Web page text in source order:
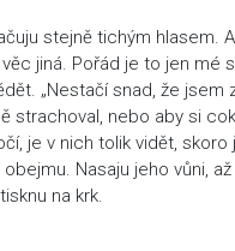
stejně tichým hlasem.
jiná. Pořád je to jen mé
„Nestačí snad, že
strachoval, nebo aby si
je v nich tolik vidět,
Nasaju jeho vůni,
na krk.